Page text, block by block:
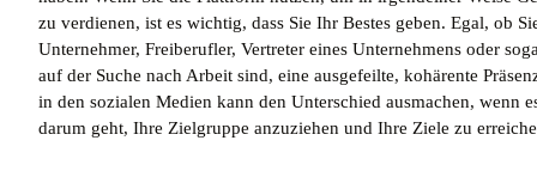
zu verdienen, ist es wichtig, dass Sie Ihr Bestes geben. Egal, ob
Unternehmer, Freiberufler, Vertreter eines Unternehmens oder
auf der Suche nach Arbeit sind, eine ausgefeilte, kohärente
in den sozialen Medien kann den Unterschied ausmachen, wenn
darum geht, Ihre Zielgruppe anzuziehen und Ihre Ziele zu